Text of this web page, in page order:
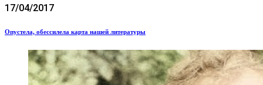
17/04/2017
Опустела, обессилела карта нашей литературы